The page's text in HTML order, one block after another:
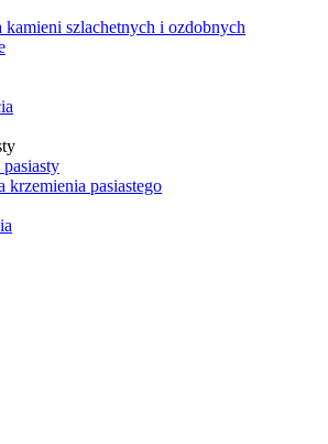
kamieni szlachetnych i ozdobnych
krzemienia pasiastego